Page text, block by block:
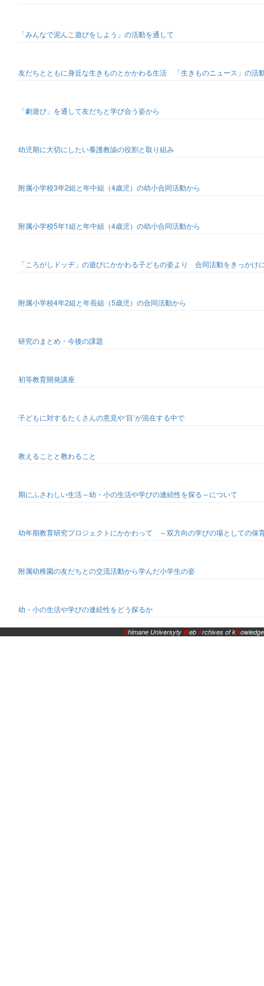
「みんなで泥んこ遊びをしよう」の活動を通して
友だちとともに身近な生きものとかかわる生活 「生きものニュース」の活
「劇遊び」を通して友だちと学び合う姿から
幼児期に大切にしたい養護教諭の役割と取り組み
附属小学校3年2組と年中組（4歳児）の幼小合同活動から
附属小学校5年1組と年中組（4歳児）の幼小合同活動から
「ころがしドッヂ」の遊びにかかわる子どもの姿より 合同活動をきっかけ
附属小学校4年2組と年長組（5歳児）の合同活動から
研究のまとめ・今後の課題
初等教育開発講座
子どもに対するたくさんの意見や‘目’が混在する中で
教えることと教わること
期にふさわしい生活～幼・小の生活や学びの連続性を探る～について
幼年期教育研究プロジェクトにかかわって ～双方向の学びの場としての保
附属幼稚園の友だちとの交流活動から学んだ小学生の姿
幼・小の生活や学びの連続性をどう探るか
Shimane Universyty WebArchives of kNowledge